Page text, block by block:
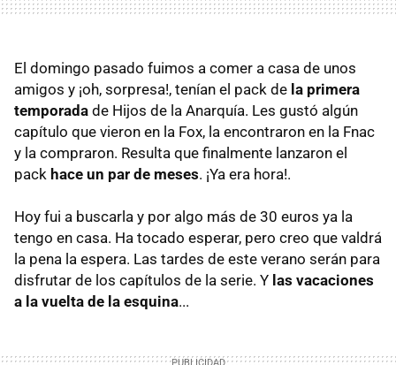
El domingo pasado fuimos a comer a casa de unos
amigos y ¡oh, sorpresa!, tenían el pack de la primera
temporada de Hijos de la Anarquía. Les gustó algún
capítulo que vieron en la Fox, la encontraron en la Fnac
y la compraron. Resulta que finalmente lanzaron el
pack hace un par de meses. ¡Ya era hora!.
Hoy fui a buscarla y por algo más de 30 euros ya la
tengo en casa. Ha tocado esperar, pero creo que valdrá
la pena la espera. Las tardes de este verano serán para
disfrutar de los capítulos de la serie. Y las vacaciones
a la vuelta de la esquina...